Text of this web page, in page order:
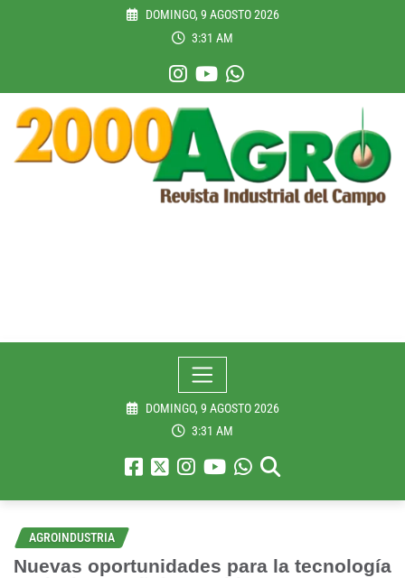
DOMINGO, 9 AGOSTO 2026
3:31 AM
DOMINGO, 9 AGOSTO 2026
3:31 AM
AGROINDUSTRIA
Nuevas oportunidades para la tecnología